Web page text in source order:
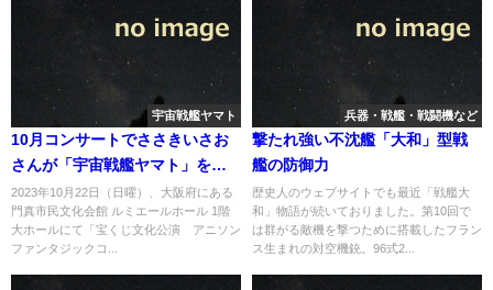
宇宙戦艦ヤマト
10月コンサートでささきいさお
さんが「宇宙戦艦ヤマト」を歌
う/劇場で「宇宙戦艦ヤマト 劇場
版」4Kリマスター版を見る理由
2023年10月22日（日曜）、大阪府にある
門真市民文化会館 ルミエールホール 1階
大ホールにて「宝くじ文化公演 アニソン
ファンタジックコ...
兵器・戦艦・戦闘機など
撃たれ強い不沈艦「大和」型戦
艦の防御力
歴史人のウェブサイトでも最近「戦艦大
和」物語が続いておりました。第10回で
は群がる敵機を撃つために搭載したフラン
ス生まれの対空機銃。96式2...